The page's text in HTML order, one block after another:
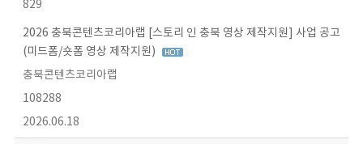
829
2026 충북콘텐츠코리아랩 [스토리 인 충북 영상 제작지원] 사업 공고
(미드폼/숏폼 영상 제작지원)
충북콘텐츠코리아랩
108288
2026.06.18